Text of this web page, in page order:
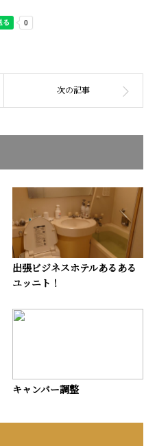
出張ビジネスホテルあるある
ユッニト！
キャンバー調整